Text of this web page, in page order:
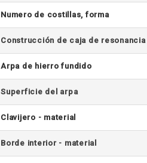
Numero de costillas, forma
Construcción de caja de resonancia
Arpa de hierro fundido
Superficie del arpa
Clavijero - material
Borde interior - material